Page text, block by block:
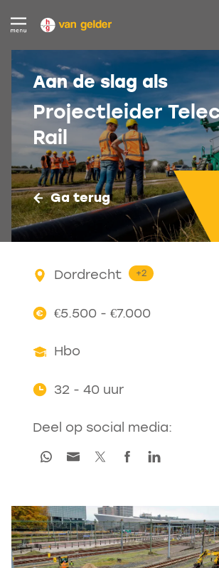
Projectleider
Rail
Aan de slag als
Ga terug
Dordrecht +2
€5.500 - €7.000
Hbo
32 - 40 uur
Deel op social media: